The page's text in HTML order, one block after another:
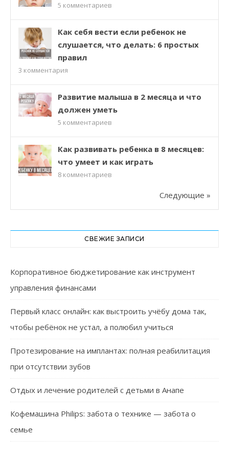
5 комментариев
Как себя вести если ребенок не
слушается, что делать: 6 простых
правил
3 комментария
Развитие малыша в 2 месяца и что
должен уметь
5 комментариев
Как развивать ребенка в 8 месяцев:
что умеет и как играть
8 комментариев
Следующие »
СВЕЖИЕ ЗАПИСИ
Корпоративное бюджетирование как инструмент
управления финансами
Первый класс онлайн: как выстроить учёбу дома так,
чтобы ребёнок не устал, а полюбил учиться
Протезирование на имплантах: полная реабилитация
при отсутствии зубов
Отдых и лечение родителей с детьми в Анапе
Кофемашина Philips: забота о технике — забота о
семье